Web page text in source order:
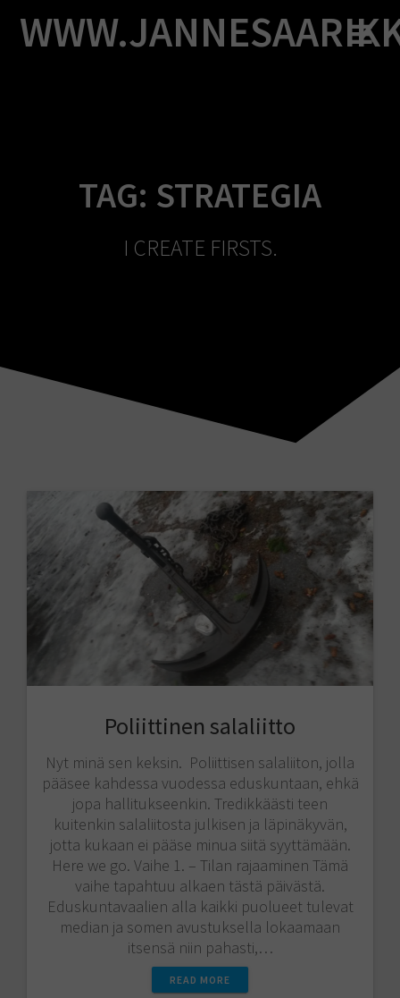
to
content
TAG: STRATEGIA
I CREATE FIRSTS.
Poliittinen salaliitto
Nyt minä sen keksin. Poliittisen salaliiton, jolla
pääsee kahdessa vuodessa eduskuntaan, ehkä
jopa hallitukseenkin. Tredikkäästi teen
kuitenkin salaliitosta julkisen ja läpinäkyvän,
jotta kukaan ei pääse minua siitä syyttämään.
Here we go. Vaihe 1. – Tilan rajaaminen Tämä
vaihe tapahtuu alkaen tästä päivästä.
Eduskuntavaalien alla kaikki puolueet tulevat
median ja somen avustuksella lokaamaan
itsensä niin pahasti,…
READ MORE